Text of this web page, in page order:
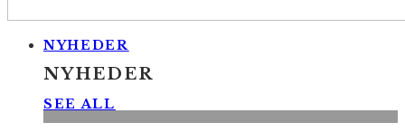
NYHEDER
NYHEDER
SEE ALL